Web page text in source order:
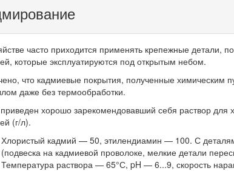
часто приходится применять крепежные детали,
которые эксплуатируются под открытым небом.
что кадмиевые покрытия, полученные химическим
даже без термообработки.
хорошо зарекомендовавший себя раствор для
(г/л).
Хлористый кадмий — 50, этилендиамин — 100. С
(подвеска на кадмиевой проволоке, мелкие детали
Температура раствора — 65°С, pH — 6...9, скорость